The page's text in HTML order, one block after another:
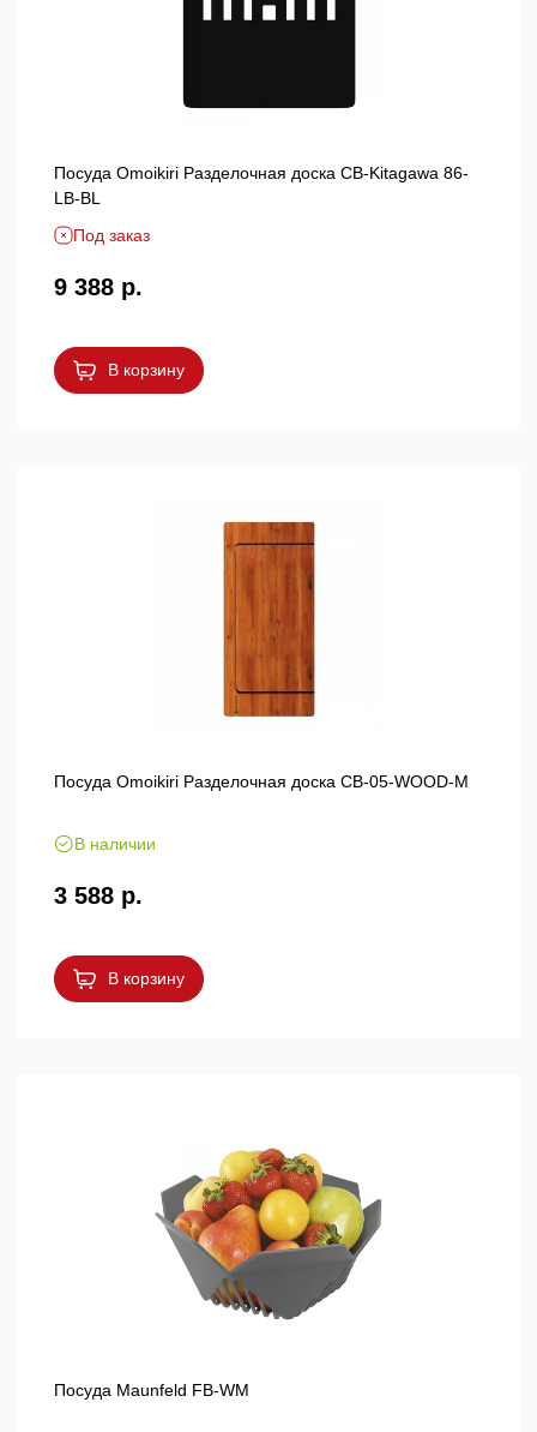
Посуда Omoikiri Разделочная доска CB-Kitagawa 86-
LB-BL
Под заказ
9 388 р.
В корзину
Посуда Omoikiri Разделочная доска CB-05-WOOD-M
В наличии
3 588 р.
В корзину
Посуда Maunfeld FB-WM